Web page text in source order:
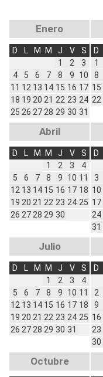
Enero
D L M M J V
S
1
2
3
4
5 6 7 8 9
10
11 12 13 14 15 16 17
18 19 20 21 22 23 24
25 26 27 28 29 30 31
D
1
8
15
22
Abril
D L M M J V
S
1
2 3
4
5
6 7 8 9 10 11
12 13 14 15 16 17 18
19 20 21 22 23 24 25
26 27 28 29 30
D
3
10
17
24
31
Julio
D L M M J V
S
1
2 3
4
5
6 7 8 9 10 11
12 13 14 15 16 17 18
19 20 21 22 23 24 25
26 27 28 29 30 31
D
2
9
16
23
30
Octubre